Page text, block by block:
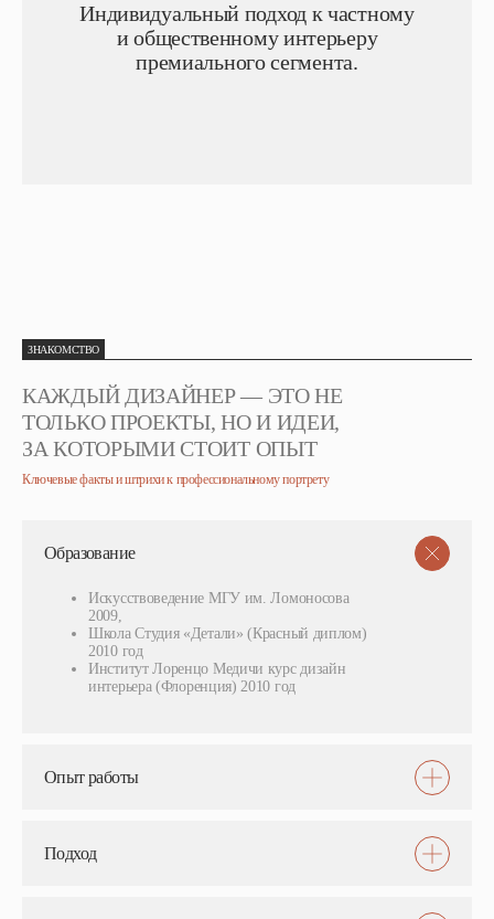
Индивидуальный подход к частному
и общественному интерьеру
премиального сегмента.
ЗНАКОМСТВО
КАЖДЫЙ ДИЗАЙНЕР — ЭТО НЕ
ТОЛЬКО ПРОЕКТЫ, НО И ИДЕИ,
ЗА КОТОРЫМИ СТОИТ ОПЫТ
Ключевые факты и штрихи к профессиональному портрету
Образование
Искусствоведение МГУ им. Ломоносова
2009,
Школа Студия «Детали» (Красный диплом)
2010 год
Институт Лоренцо Медичи курс дизайн
интерьера (Флоренция) 2010 год
Опыт работы
Подход